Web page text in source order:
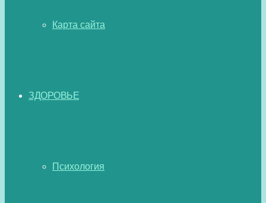
Карта сайта
ЗДОРОВЬЕ
Психология